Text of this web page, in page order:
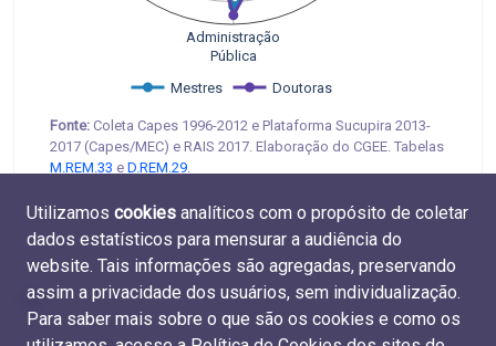
Administração
Pública
Mestres Doutoras
Fonte: Coleta Capes 1996-2012 e Plataforma Sucupira 2013-
2017 (Capes/MEC) e RAIS 2017. Elaboração do CGEE. Tabelas
M.REM.33 e D.REM.29.
Utilizamos cookies analíticos com o propósito de coletar
dados estatísticos para mensurar a audiência do
website. Tais informações são agregadas, preservando
assim a privacidade dos usuários, sem individualização.
Para saber mais sobre o que são os cookies e como os